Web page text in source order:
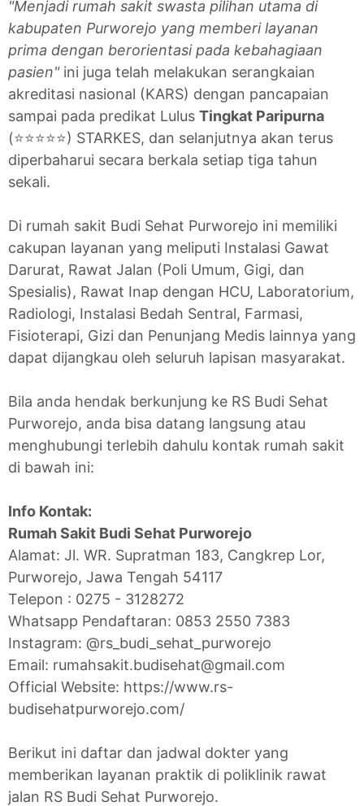
"Menjadi rumah sakit swasta pilihan utama di
kabupaten Purworejo yang memberi layanan
prima dengan berorientasi pada kebahagiaan
pasien"ini juga telah melakukan serangkaian
akreditasi nasional (KARS) dengan pancapaian
sampai pada predikat Lulus Tingkat Paripurna
(⭐⭐⭐⭐⭐) STARKES, dan selanjutnya akan terus
diperbaharui secara berkala setiap tiga tahun
sekali.
Di rumah sakit Budi Sehat Purworejo ini memiliki
cakupan layanan yang meliputi Instalasi Gawat
Darurat, Rawat Jalan (Poli Umum, Gigi, dan
Spesialis), Rawat Inap dengan HCU, Laboratorium,
Radiologi, Instalasi Bedah Sentral, Farmasi,
Fisioterapi, Gizi dan Penunjang Medis lainnya yang
dapat dijangkau oleh seluruh lapisan masyarakat.
Bila anda hendak berkunjung ke RS Budi Sehat
Purworejo, anda bisa datang langsung atau
menghubungi terlebih dahulu kontak rumah sakit
di bawah ini:
Info Kontak:
Rumah Sakit Budi Sehat Purworejo
Alamat: Jl. WR. Supratman 183, Cangkrep Lor,
Purworejo, Jawa Tengah 54117
Telepon : 0275 - 3128272
Whatsapp Pendaftaran: 0853 2550 7383
Instagram: @rs_budi_sehat_purworejo
Email: rumahsakit.budisehat@gmail.com
Official Website: https://www.rs-
budisehatpurworejo.com/
Berikut ini daftar dan jadwal dokter yang
memberikan layanan praktik di poliklinik rawat
jalan RS Budi Sehat Purworejo.